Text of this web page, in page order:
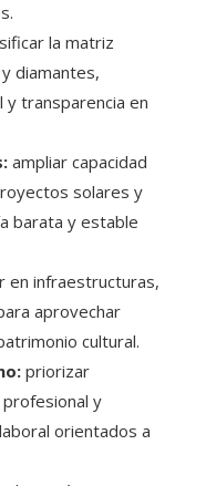
la matriz
diamantes,
y transparencia en
ampliar capacidad
solares y
barata y estable
en infraestructuras,
aprovechar
cultural.
priorizar
profesional y
orientados a